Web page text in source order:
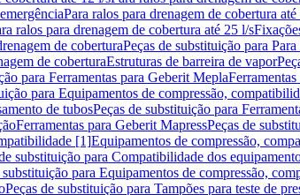
Para ralos para drenagem de cobertura
ralos para drenagem de cobertura até 25 l/s
de coberturaPeças de substituição para
de coberturaEstruturas de barreira de vapor
para Ferramentas para Geberit Mepla
para Equipamentos de compressão,
de tubosPeças de substituição para
Ferramentas para Geberit MapressPeças de
[1]Equipamentos de compressão,
substituição para Compatibilidade dos
substituição para Equipamentos de compressão,
Peças de substituição para Tampões para teste de